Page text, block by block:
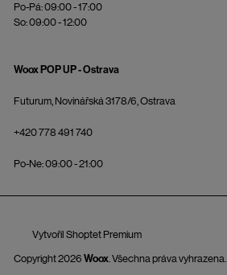
Po-Pá: 09:00 - 17:00
So: 09:00 - 12:00
Woox POP UP - Ostrava
Futurum, Novinářská 3178/6, Ostrava
+420 778 491 740
Po-Ne: 09:00 - 21:00
Vytvořil Shoptet Premium
Copyright 2026 Woox. Všechna práva vyhrazena.